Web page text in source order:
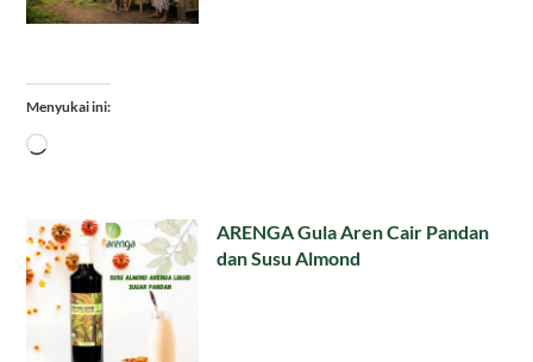
Menyukai ini:
Memuat...
ARENGA Gula Aren Cair Pandan
dan Susu Almond